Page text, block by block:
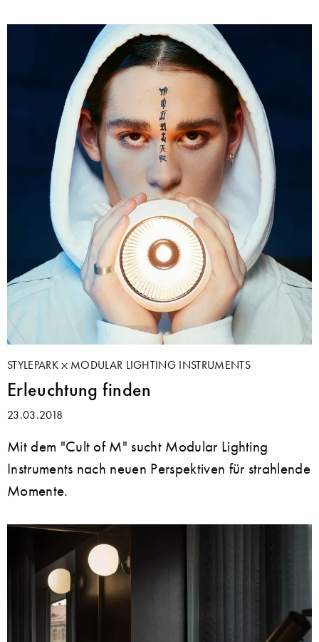
STYLEPARK MODULAR LIGHTING INSTRUMENTS
Erleuchtung finden
23.03.2018
Mit dem "Cult of M" sucht Modular Lighting
Instruments nach neuen Perspektiven für strahlende
Momente.